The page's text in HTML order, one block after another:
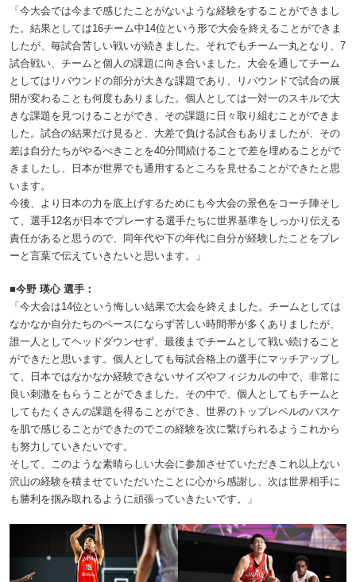
「今大会では今まで感じたことがないような経験をすることができまし
た。結果としては16チーム中14位という形で大会を終えることができま
したが、毎試合苦しい戦いが続きました。それでもチーム一丸となり、7
試合戦い、チームと個人の課題に向き合いました。大会を通してチーム
としてはリバウンドの部分が大きな課題であり、リバウンドで試合の展
開が変わることも何度もありました。個人としては一対一のスキルで大
きな課題を見つけることができ、その課題に日々取り組むことができま
した。試合の結果だけ見ると、大差で負ける試合もありましたが、その
差は自分たちがやるべきことを40分間続けることで差を埋めることがで
きましたし、日本が世界でも通用するところを見せることができたと思
います。
今後、より日本の力を底上げするためにも今大会の景色をコーチ陣そし
て、選手12名が日本でプレーする選手たちに世界基準をしっかり伝える
責任があると思うので、同年代や下の年代に自分が経験したことをプレ
ーと言葉で伝えていきたいと思います。」
■今野 瑛心 選手：
「今大会は14位という悔しい結果で大会を終えました。チームとしては
なかなか自分たちのペースにならず苦しい時間帯が多くありましたが、
誰一人としてヘッドダウンせず、最後までチームとして戦い続けること
ができたと思います。個人としても毎試合格上の選手にマッチアップし
て、日本ではなかなか経験できないサイズやフィジカルの中で、非常に
良い刺激をもらうことができました。その中で、個人としてもチームと
してもたくさんの課題を得ることができ、世界のトップレベルのバスケ
を肌で感じることができたのでこの経験を次に繋げられるようこれから
も努力していきたいです。
そして、このような素晴らしい大会に参加させていただきこれ以上ない
沢山の経験を積ませていただいたことに心から感謝し、次は世界相手に
も勝利を掴み取れるように頑張っていきたいです。」